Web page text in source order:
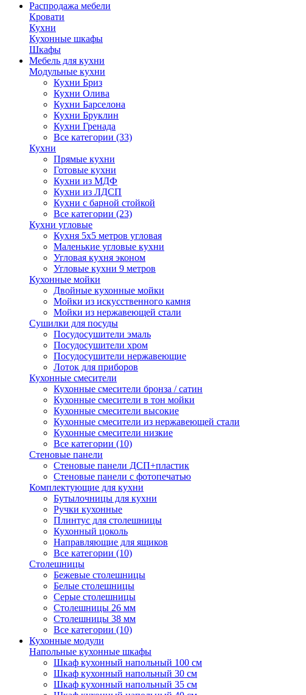
Распродажа мебели
Кровати
Кухни
Кухонные шкафы
Шкафы
Мебель для кухни
Модульные кухни
Кухни Бриз
Кухни Олива
Кухни Барселона
Кухни Бруклин
Кухни Гренада
Все категории (33)
Кухни
Прямые кухни
Готовые кухни
Кухни из МДФ
Кухни из ЛДСП
Кухни с барной стойкой
Все категории (23)
Кухни угловые
Кухня 5х5 метров угловая
Маленькие угловые кухни
Угловая кухня эконом
Угловые кухни 9 метров
Кухонные мойки
Двойные кухонные мойки
Мойки из искусственного камня
Мойки из нержавеющей стали
Сушилки для посуды
Посудосушители эмаль
Посудосушители хром
Посудосушители нержавеющие
Лоток для приборов
Кухонные смесители
Кухонные смесители бронза / сатин
Кухонные смесители в тон мойки
Кухонные смесители высокие
Кухонные смесители из нержавеющей стали
Кухонные смесители низкие
Все категории (10)
Стеновые панели
Стеновые панели ДСП+пластик
Стеновые панели с фотопечатью
Комплектующие для кухни
Бутылочницы для кухни
Ручки кухонные
Плинтус для столешницы
Кухонный цоколь
Направляющие для ящиков
Все категории (10)
Столешницы
Бежевые столешницы
Белые столешницы
Серые столешницы
Столешницы 26 мм
Столешницы 38 мм
Все категории (10)
Кухонные модули
Напольные кухонные шкафы
Шкаф кухонный напольный 100 см
Шкаф кухонный напольный 30 см
Шкаф кухонный напольный 35 см